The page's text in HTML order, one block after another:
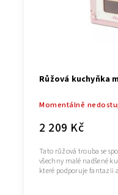
Růžová kuchyňka
Momentálně
2 209 Kč
Tato růžová trouba se
všechny malé nadšené
které podporuje fantazii